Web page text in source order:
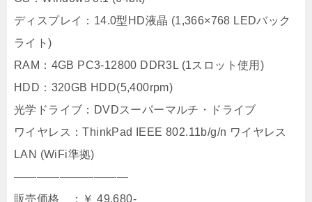
ディスプレイ：14.0型HD液晶 (1,366×768 LEDバック
ライト)
RAM：4GB PC3-12800 DDR3L (1スロット使用)
HDD：320GB HDD(5,400rpm)
光学ドライブ：DVDスーパーマルチ・ドライブ
ワイヤレス：ThinkPad IEEE 802.11b/g/n ワイヤレス
LAN (WiFi準拠)
——————————
販売価格 ：￥ 49,680-